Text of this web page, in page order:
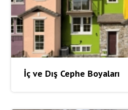
İç ve Dış Cephe Boyaları